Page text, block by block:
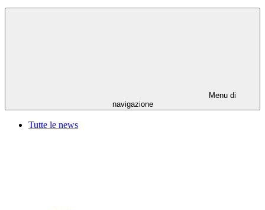
Menu di
navigazione
Tutte le news